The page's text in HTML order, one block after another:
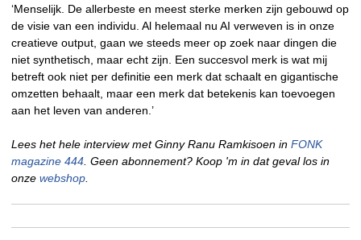
‘Menselijk. De allerbeste en meest sterke merken zijn gebouwd op
de visie van een individu. Al helemaal nu AI verweven is in onze
creatieve output, gaan we steeds meer op zoek naar dingen die
niet synthetisch, maar echt zijn. Een succesvol merk is wat mij
betreft ook niet per definitie een merk dat schaalt en gigantische
omzetten behaalt, maar een merk dat betekenis kan toevoegen
aan het leven van anderen.’
Lees het hele interview met Ginny Ranu Ramkisoen in FONK
magazine 444 . Geen abonnement? Koop 'm in dat geval los in
onze webshop